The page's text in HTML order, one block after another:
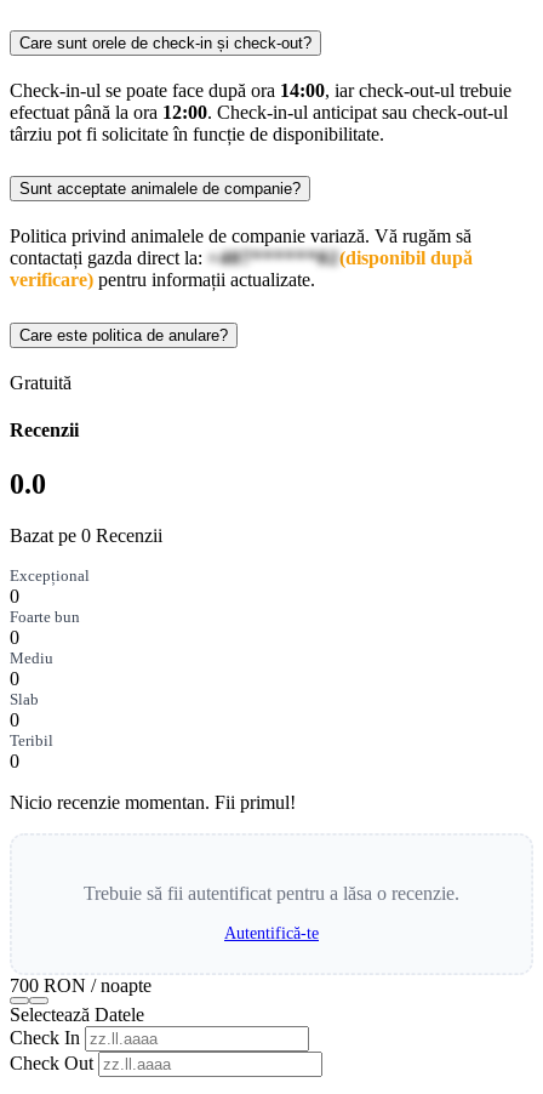
Care sunt orele de check-in și check-out?
Check-in-ul se poate face după ora 14:00, iar check-out-ul trebuie
efectuat până la ora 12:00. Check-in-ul anticipat sau check-out-ul
târziu pot fi solicitate în funcție de disponibilitate.
Sunt acceptate animalele de companie?
Politica privind animalele de companie variază. Vă rugăm să
contactați gazda direct la: +407******02(disponibil după
verificare) pentru informații actualizate.
Care este politica de anulare?
Gratuită
Recenzii
0.0
Bazat pe 0 Recenzii
Excepțional
0
Foarte bun
0
Mediu
0
Slab
0
Teribil
0
Nicio recenzie momentan. Fii primul!
Trebuie să fii autentificat pentru a lăsa o recenzie.
Autentifică-te
700 RON / noapte
Selectează Datele
Check In
Check Out